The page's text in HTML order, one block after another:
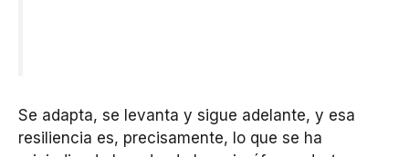
Se adapta, se levanta y sigue adelante, y esa
resiliencia es, precisamente, lo que se ha